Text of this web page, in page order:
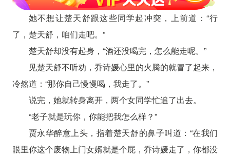
她不想让楚天舒跟这些同学起冲突，上前道：“行
了，楚天舒，咱们走吧。”
楚天舒却没有起身，“酒还没喝完，怎么能走呢。”
见楚天舒不听劝，乔诗媛心里的火腾的就冒了起来，
冷然道：“那你自己慢慢喝，我走了。”
说完，她就转身离开，两个女同学忙追了出去。
“老子就是玩你，你能把我怎么样？”
贾永华醉意上头，指着楚天舒的鼻子叫道：“在我们
眼里你这个废物上门女婿就是个屁，乔诗媛走了，你都没